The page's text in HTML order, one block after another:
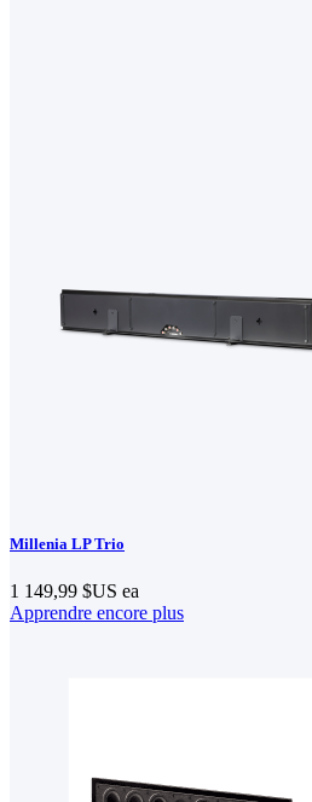
Millenia LP Trio
1 149,99 $US ea
Apprendre encore plus